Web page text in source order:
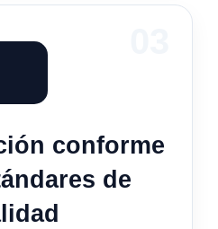
conforme
de